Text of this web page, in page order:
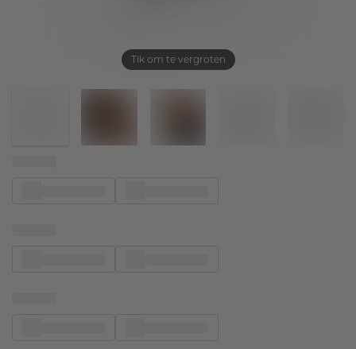
Tik om te vergroten